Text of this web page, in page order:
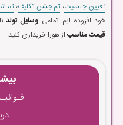
تعیین جنسیت،تم جشن تکلیف،تم
خود افزوده ایم. تمامی وسایل تولد
قیمت مناسب از هورا خریداری کنید.